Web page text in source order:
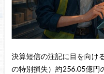
決算短信の注記に目を向け
の特別損失）約256.05億円